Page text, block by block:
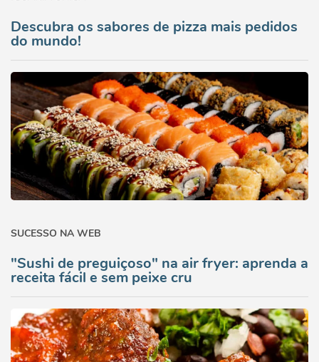
Descubra os sabores de pizza mais pedidos
do mundo!
SUCESSO NA WEB
"Sushi de preguiçoso" na air fryer: aprenda a
receita fácil e sem peixe cru